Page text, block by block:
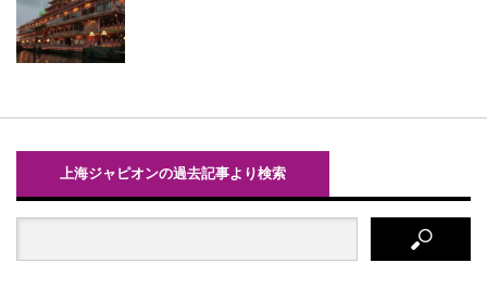
上海ジャピオンの過去記事より検索